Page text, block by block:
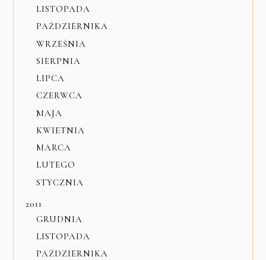
LISTOPADA
PAŹDZIERNIKA
WRZEŚNIA
SIERPNIA
LIPCA
CZERWCA
MAJA
KWIETNIA
MARCA
LUTEGO
STYCZNIA
2011
GRUDNIA
LISTOPADA
PAŹDZIERNIKA